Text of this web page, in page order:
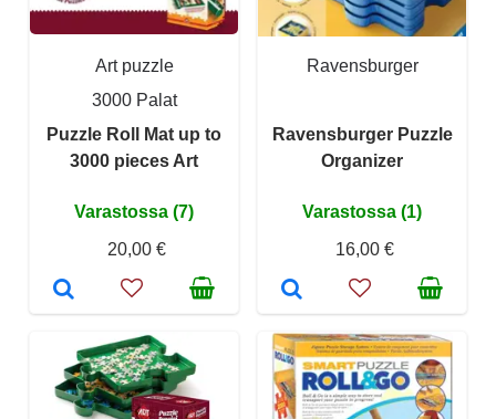
Art puzzle
3000 Palat
Puzzle Roll Mat up to
3000 pieces Art
Varastossa (7)
20,00 €
Ravensburger
Ravensburger Puzzle
Organizer
Varastossa (1)
16,00 €